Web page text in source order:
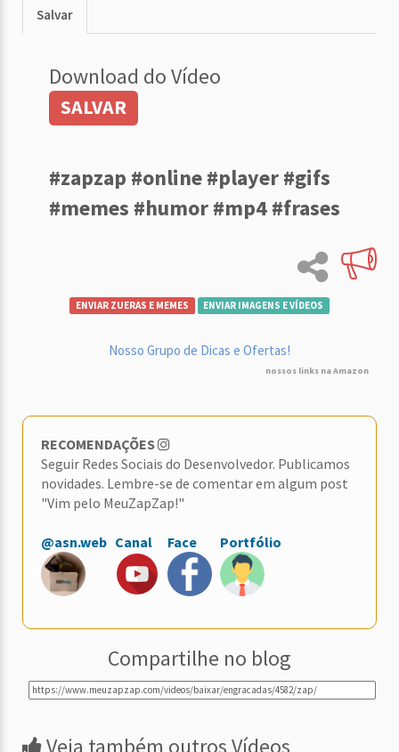
Salvar
Download do Vídeo
SALVAR
#zapzap #online #player #gifs
#memes #humor #mp4 #frases
ENVIAR ZUERAS E MEMES ENVIAR IMAGENS E VÍDEOS
Nosso Grupo de Dicas e Ofertas!
nossos links na Amazon
RECOMENDAÇÕES
Seguir Redes Sociais do Desenvolvedor. Publicamos
novidades. Lembre-se de comentar em algum post
"Vim pelo MeuZapZap!"
@asn.web Canal Face Portfólio
Compartilhe no blog
Veja também outros Vídeos